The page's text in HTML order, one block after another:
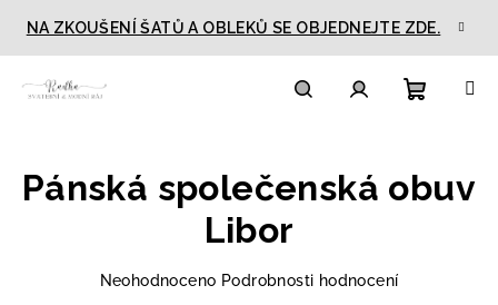
obsah
NA ZKOUŠENÍ ŠATŮ A OBLEKŮ SE OBJEDNEJTE ZDE.
košík
Pánská společenská obuv
Libor
Průměrné
Neohodnoceno Podrobnosti hodnocení